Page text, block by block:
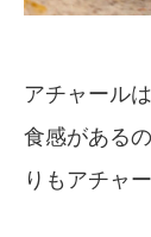
アチャール
食感がある
りもアチャ